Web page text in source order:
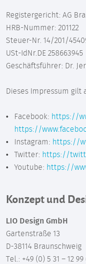
Registergericht: AG
HRB-Nummer: 201122
Steuer-Nr. 14/201/
USt-IdNr.DE 258663945
Geschäftsführer: Dr.
Dieses Impressum gilt
Facebook: https://
https://
Instagram: https://
Twitter: https://
Youtube: https://
Konzept und
LIO Design GmbH
Gartenstraße 13
D-38114 Braunschweig
Tel.: +49 (0) 5 31 – 12 99